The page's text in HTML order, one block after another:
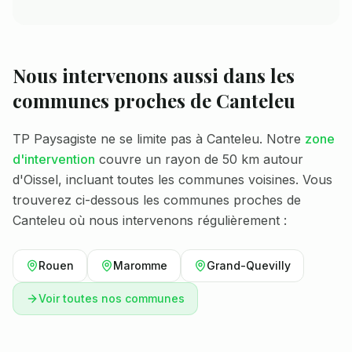
Nous intervenons aussi dans les
communes proches de Canteleu
TP Paysagiste ne se limite pas à Canteleu. Notre zone
d'intervention couvre un rayon de 50 km autour
d'Oissel, incluant toutes les communes voisines. Vous
trouverez ci-dessous les communes proches de
Canteleu où nous intervenons régulièrement :
Rouen Maromme Grand-Quevilly
Voir toutes nos communes